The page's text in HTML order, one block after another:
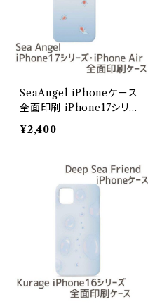
SeaAngel iPhoneケース
全面印刷 iPhone17シリー
ズ / iPhoneAir【Deep Se
a Friends】/iPhone17Pro
¥2,400